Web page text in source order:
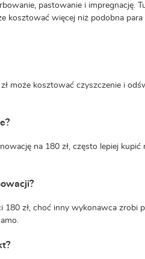
pastowanie i impregnację.
kosztować więcej niż podobna para
może kosztować czyszczenie i
na 180 zł, często lepiej
180 zł, choć inny wykonawca zrobi